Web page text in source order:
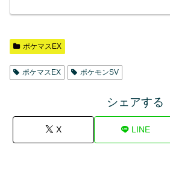
ポケマスEX
ポケマスEX ポケモンSV
シェアする
X LINE